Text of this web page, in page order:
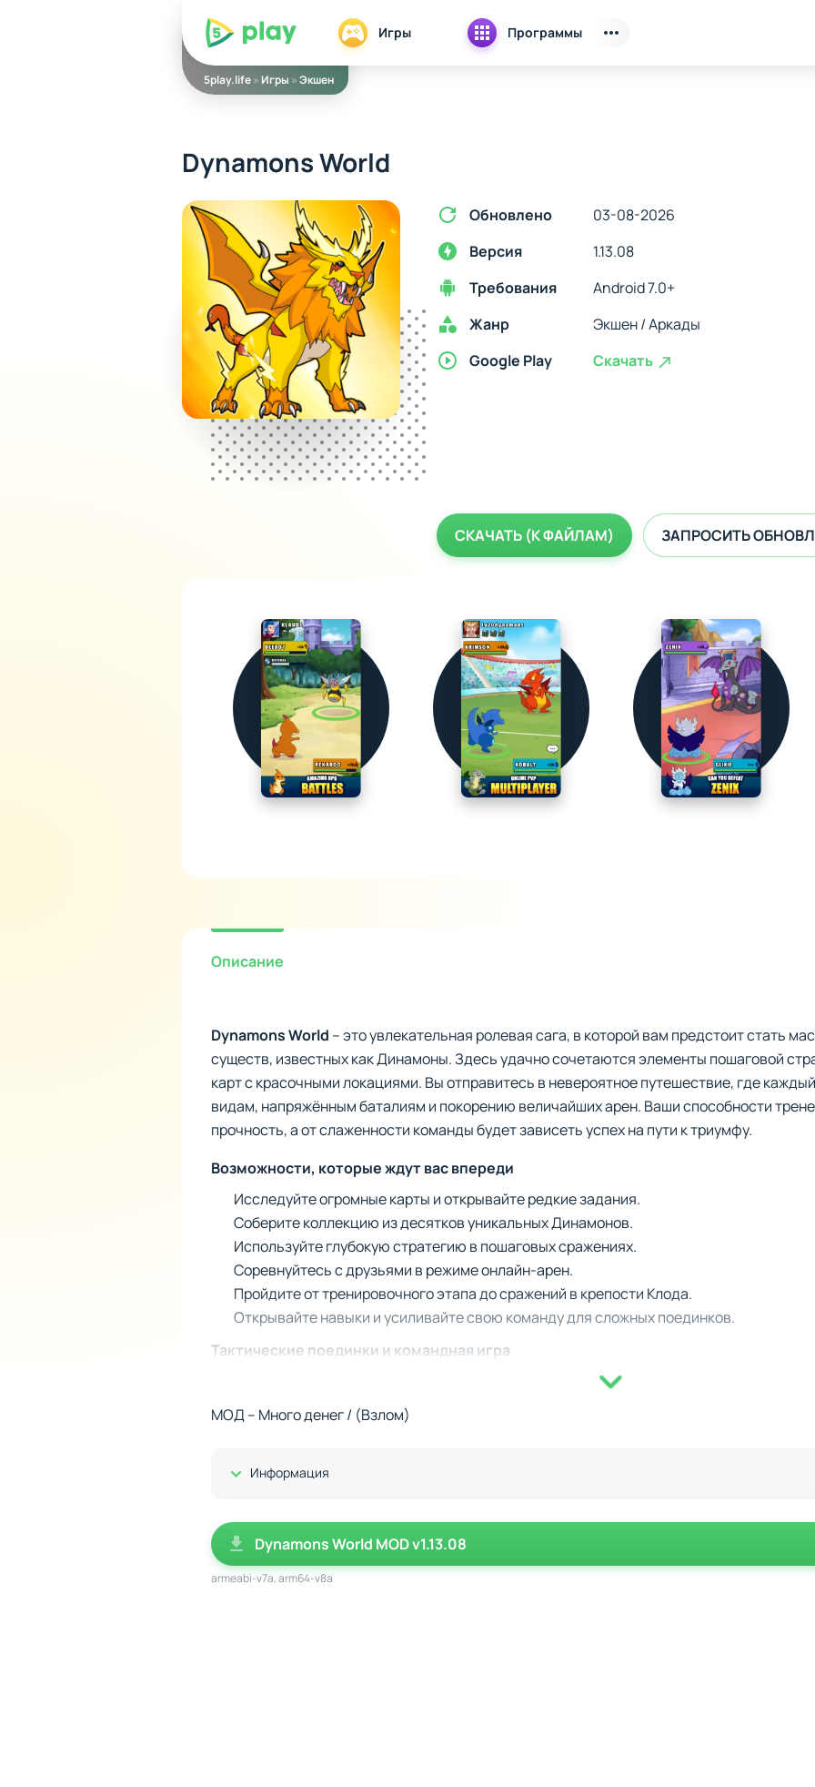
5play Игры Программы
5play.life»Игры »Экшен
Dynamons World
Обновлено
03-08-2026
Версия
1.13.08
Требования
Android 7.0+
Жанр
Экшен / Аркады
Google Play
Скачать
СКАЧАТЬ (К ФАЙЛАМ) ЗАПРОСИТЬ
Описание
Dynamons World – это увлекательная ролевая сага, в которой вам предстоит стать
существ, известных как Динамоны. Здесь удачно сочетаются элементы пошаговой
карт с красочными локациями. Вы отправитесь в невероятное путешествие, где
видам, напряжённым баталиям и покорению величайших арен. Ваши способности
прочность, а от слаженности команды будет зависеть успех на пути к триумфу.
Возможности, которые ждут вас впереди
Исследуйте огромные карты и открывайте редкие задания.
Соберите коллекцию из десятков уникальных Динамонов.
Используйте глубокую стратегию в пошаговых сражениях.
Соревнуйтесь с друзьями в режиме онлайн-арен.
Пройдите от тренировочного этапа до сражений в крепости Клода.
Открывайте навыки и усиливайте свою команду для сложных поединков.
Тактические поединки и командная игра
Ключевой момент жанра здесь заключается в битвах, которые зависят от вашей
выстраивать тактику. Каждый Динамон обладает уникальной силой и слабостью, что
Удары, гипноз или защита должны быть подобраны к ситуации. Развитие героев через
сделают опыт ещё запоминающимся.
МОД – Много денег / (Взлом)
Показать/Скрыть
Информация
Dynamons World MOD v1.13.08
armeabi-v7a, arm64-v8a